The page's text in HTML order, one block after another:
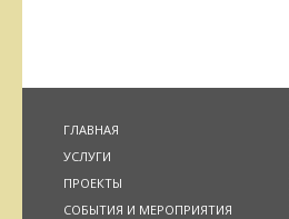
ГЛАВНАЯ
УСЛУГИ
ПРОЕКТЫ
СОБЫТИЯ И МЕРОПРИЯТИЯ